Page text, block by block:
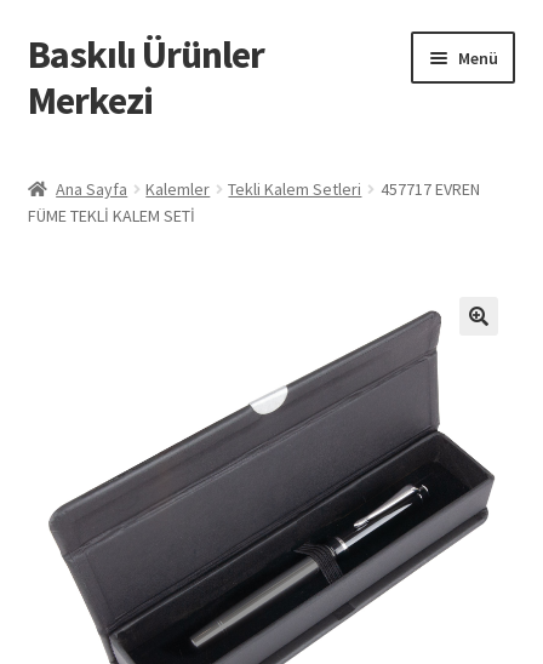
Dolaşıma
geç
İçeriğe
geç
Baskılı Ürünler
Merkezi
Menü
Baskılı Ürünler
İPTAL VE İADE KOŞULLARI
İptal ve İade Politikası
Mesafeli Satış Sözleşmesi
Mesafeli Satış Sözleşmesi
Ana Sayfa Kalemler Tekli Kalem Setleri
457717 EVREN
FÜME TEKLİ KALEM SETİ